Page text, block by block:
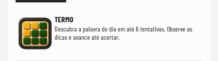
TERMO
Descubra a palavra do dia em até 6 tentativas. Observe as
dicas e avance até acertar.